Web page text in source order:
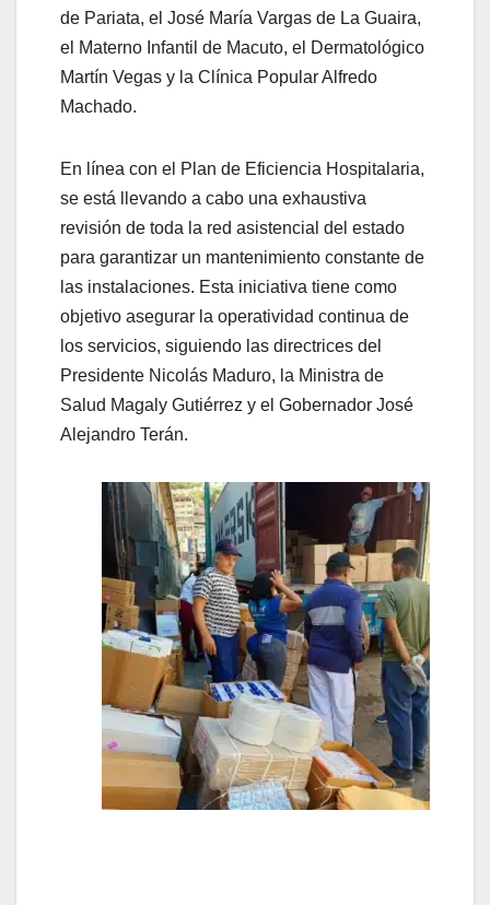
de Pariata, el José María Vargas de La Guaira,
el Materno Infantil de Macuto, el Dermatológico
Martín Vegas y la Clínica Popular Alfredo
Machado.
En línea con el Plan de Eficiencia Hospitalaria,
se está llevando a cabo una exhaustiva
revisión de toda la red asistencial del estado
para garantizar un mantenimiento constante de
las instalaciones. Esta iniciativa tiene como
objetivo asegurar la operatividad continua de
los servicios, siguiendo las directrices del
Presidente Nicolás Maduro, la Ministra de
Salud Magaly Gutiérrez y el Gobernador José
Alejandro Terán.